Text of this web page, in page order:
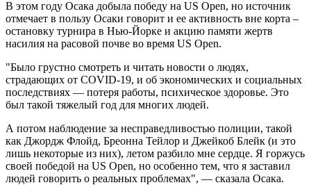
В этом году Осака добыла победу на US Open, но источник
отмечает в пользу Осаки говорит и ее активность вне корта –
остановку турнира в Нью-Йорке и акцию памяти жертв
насилия на расовой почве во время US Open.
"Было грустно смотреть и читать новости о людях,
страдающих от COVID-19, и об экономических и социальных
последствиях — потеря работы, психическое здоровье. Это
был такой тяжелый год для многих людей.
А потом наблюдение за несправедливостью полиции, такой
как Джордж Флойд, Бреонна Тейлор и Джейкоб Блейк (и это
лишь некоторые из них), летом разбило мне сердце. Я горжусь
своей победой на US Open, но особенно тем, что я заставил
людей говорить о реальных проблемах", — сказала Осака.